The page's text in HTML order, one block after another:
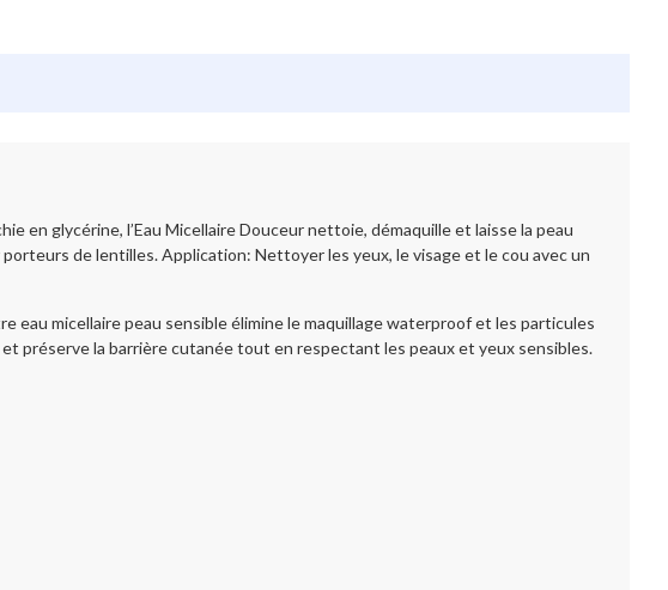
en glycérine, l’Eau Micellaire Douceur nettoie, démaquille et laisse la peau
de lentilles. Application: Nettoyer les yeux, le visage et le cou avec un
micellaire peau sensible élimine le maquillage waterproof et les particules
préserve la barrière cutanée tout en respectant les peaux et yeux sensibles.